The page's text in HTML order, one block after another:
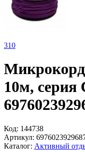
310
10м, серия
Код: 144738
Артикул:
Каталог: Активный